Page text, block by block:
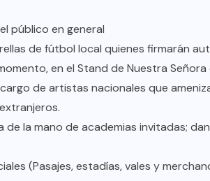
público en general
de fútbol local quienes firmarán
en el Stand de Nuestra Señora
cargo de artistas nacionales que
de la mano de academias invitadas;
(Pasajes, estadías, vales y